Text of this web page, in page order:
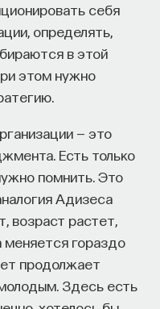
себя
определять,
в этой
этом нужно
— это
Есть только
помнить. Это
Адизеса
возраст растет,
гораздо
продолжает
Здесь есть